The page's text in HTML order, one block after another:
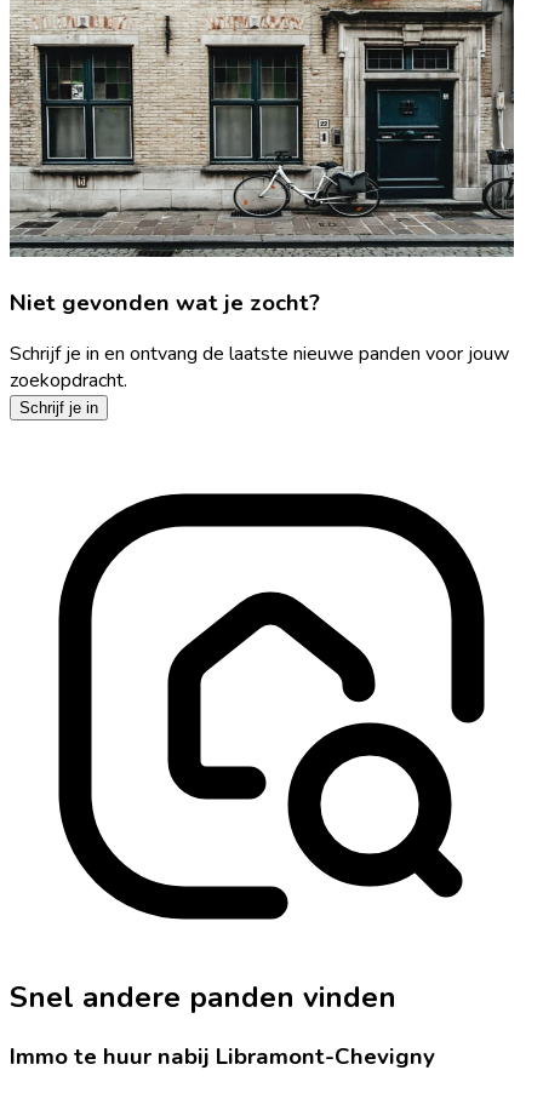
Niet gevonden wat je zocht?
Schrijf je in en ontvang de laatste nieuwe panden voor jouw
zoekopdracht.
Schrijf je in
Snel andere panden vinden
Immo te huur nabij Libramont-Chevigny